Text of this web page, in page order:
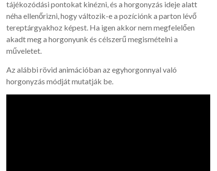
tájékozódási pontokat kinézni, és a horgonyzás ideje alatt
néha ellenőrizni, hogy változik-e a pozíciónk a parton lévő
tereptárgyakhoz képest. Ha igen akkor nem megfelelően
akadt meg a horgonyunk és célszerű megismételni a
műveletet.
Az alábbi rövid animációban az egyhorgonnyal való
horgonyzás módját mutatják be.